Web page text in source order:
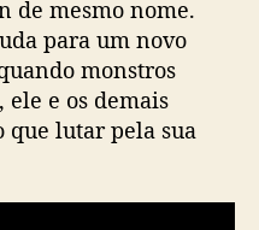
d
a
d
e
B
I
de mesmo nome.
para um novo
monstros
ele e os demais
que lutar pela sua